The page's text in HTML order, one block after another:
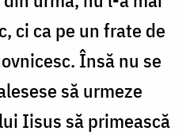
ci ca pe un frate de
Însă nu se
să urmeze
Iisus să primească